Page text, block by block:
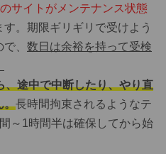
サイトがメンテナンス状態
す。期限ギリギリで受けよう
、 数日は余裕を持って受検
途中で中断したり、やり直
。長時間拘束されるようなテ
～1時間半は確保してから始